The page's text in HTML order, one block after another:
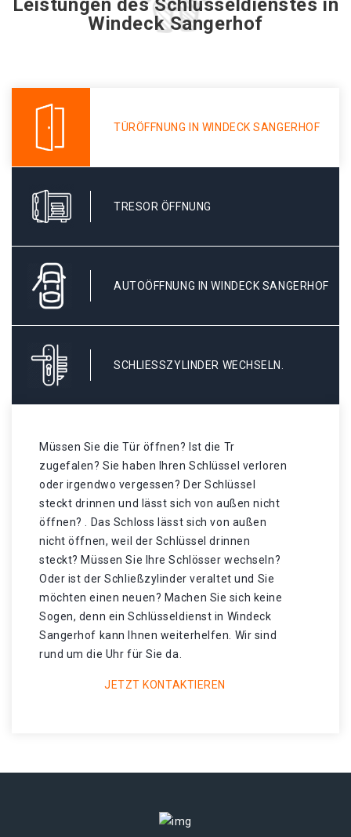
Leistungen des Schlüsseldienstes in
Windeck Sangerhof
TÜRÖFFNUNG IN WINDECK SANGERHOF
TRESOR ÖFFNUNG
AUTOÖFFNUNG IN WINDECK SANGERHOF
SCHLIESSZYLINDER WECHSELN.
Müssen Sie die Tür öffnen? Ist die Tr
zugefalen? Sie haben Ihren Schlüssel verloren
oder irgendwo vergessen? Der Schlüssel
steckt drinnen und lässt sich von außen nicht
öffnen? . Das Schloss lässt sich von außen
nicht öffnen, weil der Schlüssel drinnen
steckt? Müssen Sie Ihre Schlösser wechseln?
Oder ist der Schließzylinder veraltet und Sie
möchten einen neuen? Machen Sie sich keine
Sogen, denn ein Schlüsseldienst in Windeck
Sangerhof kann Ihnen weiterhelfen. Wir sind
rund um die Uhr für Sie da.
JETZT KONTAKTIEREN